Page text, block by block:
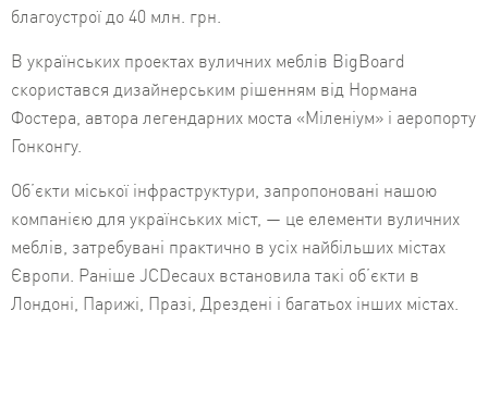
благоустрої до 40 млн. грн.
В українських проектах вуличних меблів BigBoard
скористався дизайнерським рішенням від Нормана
Фостера, автора легендарних моста «Міленіум» і аеропорту
Гонконгу.
Об’єкти міської інфраструктури, запропоновані нашою
компанією для українських міст, — це елементи вуличних
меблів, затребувані практично в усіх найбільших містах
Європи. Раніше JCDecaux встановила такі об’єкти в
Лондоні, Парижі, Празі, Дрездені і багатьох інших містах.